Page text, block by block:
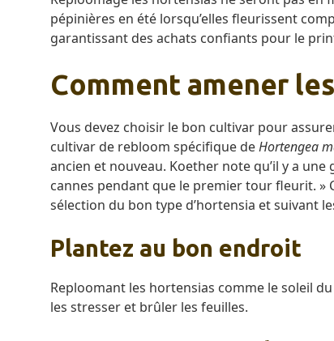
pépinières en été lorsqu’elles fleurissent
garantissant des achats confiants pour le
Comment amener
Vous devez choisir le bon cultivar pour
cultivar de rebloom spécifique deHortengea
ancien et nouveau. Koether note qu’il y a
cannes pendant que le premier tour fleurit. »
sélection du bon type d’hortensia et suivant
Plantez au bon endroit
Reploomant les hortensias comme le soleil
les stresser et brûler les feuilles.